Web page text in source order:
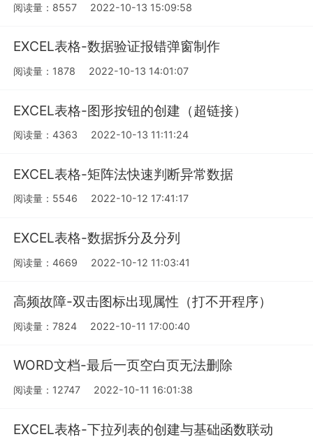
阅读量：8557 2022-10-13 15:09:58
EXCEL表格-数据验证报错弹窗制作
阅读量：1878 2022-10-13 14:01:07
EXCEL表格-图形按钮的创建（超链接）
阅读量：4363 2022-10-13 11:11:24
EXCEL表格-矩阵法快速判断异常数据
阅读量：5546 2022-10-12 17:41:17
EXCEL表格-数据拆分及分列
阅读量：4669 2022-10-12 11:03:41
高频故障-双击图标出现属性（打不开程序）
阅读量：7824 2022-10-11 17:00:40
WORD文档-最后一页空白页无法删除
阅读量：12747 2022-10-11 16:01:38
EXCEL表格-下拉列表的创建与基础函数联动